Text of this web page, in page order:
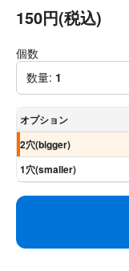
150円(税込)
個数
数量: 1
オプション
2穴(bigger)
1穴(smaller)